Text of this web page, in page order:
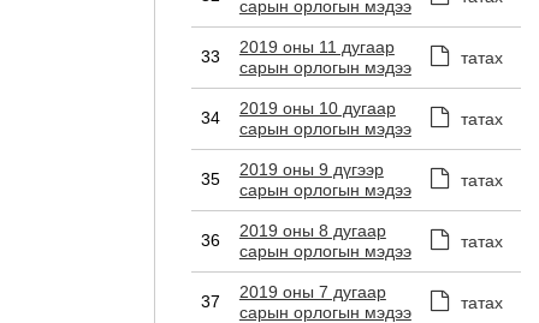
сарын орлогын мэдээ
33
2019 оны 11 дугаар
сарын орлогын мэдээ
татах
34
2019 оны 10 дугаар
сарын орлогын мэдээ
татах
35
2019 оны 9 дүгээр
сарын орлогын мэдээ
татах
36
2019 оны 8 дугаар
сарын орлогын мэдээ
татах
37
2019 оны 7 дугаар
сарын орлогын мэдээ
татах